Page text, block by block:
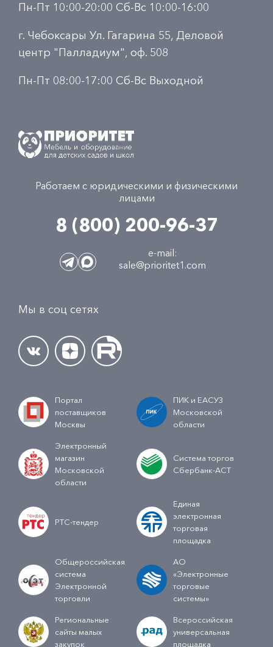
Пн-Пт 10:00-20:00 Сб-Вс 10:00-16:00
г. Чебоксары Ул. Гагарина 55, Деловой
центр "Палладиум", оф. 508
Пн-Пт 08:00-17:00 Сб-Вс Выходной
Работаем с юридическими и физическими
лицами
8 (800) 200-96-37
e-mail:
sale@prioritet1.com
Мы в соц сетях
Портал
поставщиков
Москвы
ПИК и ЕАСУЗ
Московской
области
Электронный
магазин
Московской
области
Система торгов
Сбербанк-АСТ
РТС-тендер
Единая
электронная
торговая
площадка
Общероссийская
система
Электронной
торговли
АО
«Электронные
торговые
системы»
Региональные
сайты малых
закупок
Всероссийская
универсальная
площадка